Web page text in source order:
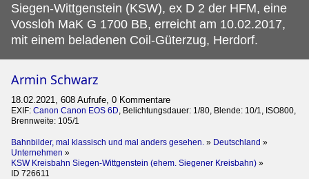
Siegen-Wittgenstein (KSW), ex D 2 der HFM, eine
Vossloh MaK G 1700 BB, erreicht am 10.02.2017,
mit einem beladenen Coil-Güterzug, Herdorf.
Armin Schwarz
18.02.2021, 608 Aufrufe, 0 Kommentare
EXIF: Canon Canon EOS 6D , Belichtungsdauer: 1/80, Blende: 10/1, ISO800,
Brennweite: 105/1
Bahnbilder, mal klassisch und mal anders gesehen. » Deutschland »
Unternehmen »
KSW Kreisbahn Siegen-Wittgenstein (ehem. Siegener Kreisbahn) »
ID 726611